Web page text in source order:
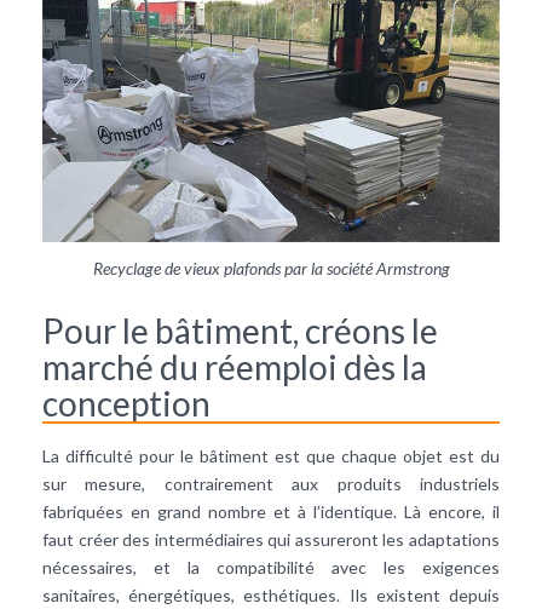
Recyclage de vieux plafonds par la société Armstrong
Pour le bâtiment, créons le
marché du réemploi dès la
conception
La difficulté pour le bâtiment est que chaque objet est du
sur mesure, contrairement aux produits industriels
fabriquées en grand nombre et à l’identique. Là encore, il
faut créer des intermédiaires qui assureront les adaptations
nécessaires, et la compatibilité avec les exigences
sanitaires, énergétiques, esthétiques. Ils existent depuis